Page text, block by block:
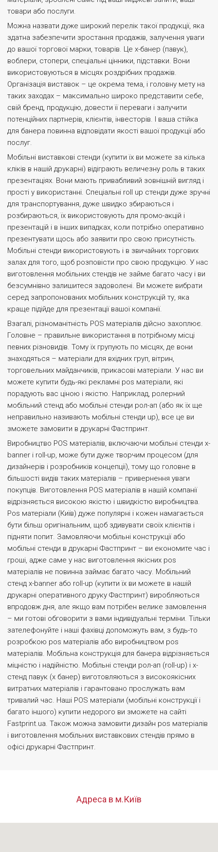
товари або послуги.
Можна назвати дуже широкий перелік такої продукції, яка
здатна забезпечити зростання продажів, залучення уваги
до вашої торгової марки, товарів. Це х-банер (павук),
воблери, стопери, спеціальні цінники, підставки. Вони
використовуються в місцях роздрібних продажів.
Організація виставок – це окрема тема, і головну мету на
таких заходах – максимально широко представити себе,
свій бренд, продукцію, довести її переваги і залучити
потенційних партнерів, клієнтів, інвесторів. І ваша стійка
для банера повинна відповідати якості вашої продукції або
послуг.
Мобільні виставкові стенди (купити їх ви можете за кілька
кліків в нашій друкарні) відіграють величезну роль в таких
презентаціях. Вони мають привабливий зовнішній вигляд і
прості у використанні. Спеціальні roll up стенди дуже зручні
для транспортування, дуже швидко збираються і
розбираються, їх використовують для промо-акцій і
презентацій і в інших випадках, коли потрібно оперативно
презентувати щось або заявити про свою присутність.
Мобільні стенди використовують і в звичайних торгових
залах для того, щоб розповісти про свою продукцію. У нас
виготовлення мобільних стендів не займе багато часу і ви
безсумнівно залишитеся задоволені. Ви можете вибрати
серед запропонованих мобільних конструкцій ту, яка
краще підійде для презентації вашої компанії.
Взагалі, різноманітність POS матеріалів дійсно захоплює.
Головне – правильне використання в потрібному місці
певних різновидів. Тому їх групують по місцях, де вони
знаходяться – матеріали для вхідних груп, вітрин,
торговельних майданчиків, прикасові матеріали. У нас ви
можете купити будь-які рекламні pos матеріали, які
порадують вас ціною і якістю. Наприклад, ролерний
мобільний стенд або мобільні стенди рол-ап (або як їх ще
неправильно називають мобільні стенди up), все це ви
зможете замовити в друкарні Фастпринт.
Виробництво POS матеріалів, включаючи мобільні стенди x-
banner і roll-up, може бути дуже творчим процесом (для
дизайнерів і розробників концепції), тому що головне в
більшості видів таких матеріалів – привернення уваги
покупців. Виготовлення POS матеріалів в нашій компанії
відрізняється високою якістю і швидкістю виробництва.
Pos матеріали (Київ) дуже популярні і кожен намагається
бути більш оригінальним, щоб здивувати своїх клієнтів і
підняти попит. Замовляючи мобільні конструкції або
мобільні стенди в друкарні Фастпринт – ви економите час і
гроші, адже саме у нас виготовлення якісних pos
матеріалів не повинна займає багато часу. Мобільний
стенд x-banner або roll-up (купити їх ви можете в нашій
друкарні оперативного друку Фастпринт) виробляються
впродовж дня, але якщо вам потрібен велике замовлення
– ми готові обговорити з вами індивідуальні терміни. Тільки
зателефонуйте і наші фахівці допоможуть вам, з будь-то
розробкою pos матеріалів або виробництвом pos
матеріалів. Мобільна конструкція для банера відрізняється
міцністю і надійністю. Мобільні стенди рол-ап (roll-up) і х-
стенд павук (х банер) виготовляються з високоякісних
витратних матеріалів і гарантовано прослужать вам
тривалий час. Наші POS матеріали (мобільні конструкції і
багато іншого) купити недорого ви зможете на сайті
Fastprint.ua. Також можна замовити дизайн pos матеріалів
і виготовлення мобільних виставкових стендів прямо в
офісі друкарні Фастпринт.
Адреса в м.Київ